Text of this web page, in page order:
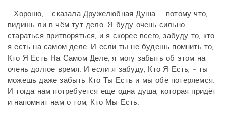
- Хорошо, - сказала Дружелюбная Душа, - потому что,
видишь ли в чём тут дело: Я буду очень сильно
стараться притворяться, и я скорее всего, забуду то, кто
я есть на самом деле. И если ты не будешь помнить то,
Кто Я Есть На Самом Деле, я могу забыть об этом на
очень долгое время. И если я забуду, Кто Я Есть, - ты
можешь даже забыть Кто Ты Есть и мы обе потеряемся.
И тогда нам потребуется еще одна душа, которая придёт
и напомнит нам о том, Кто Мы Есть.